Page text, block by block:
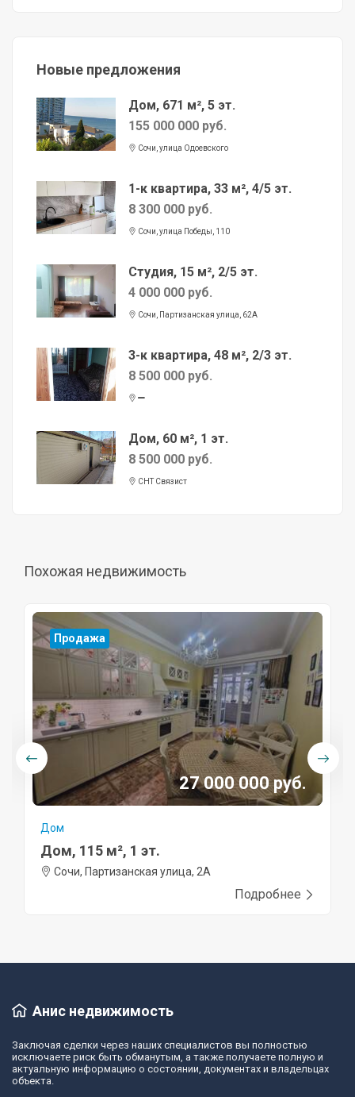
Новые предложения
Дом, 671 м², 5 эт.
155 000 000 руб.
Сочи, улица Одоевского
1-к квартира, 33 м², 4/5 эт.
8 300 000 руб.
Сочи, улица Победы, 110
Студия, 15 м², 2/5 эт.
4 000 000 руб.
Сочи, Партизанская улица, 62А
3-к квартира, 48 м², 2/3 эт.
8 500 000 руб.
Дом, 60 м², 1 эт.
8 500 000 руб.
СНТ Связист
Похожая недвижимость
Продажа
27 000 000 руб.
Дом
Дом, 115 м², 1 эт.
Сочи, Партизанская улица, 2А
Подробнее
Анис недвижимость
Заключая сделки через наших специалистов вы полностью
исключаете риск быть обманутым, а также получаете полную и
актуальную информацию о состоянии, документах и владельцах
объекта.